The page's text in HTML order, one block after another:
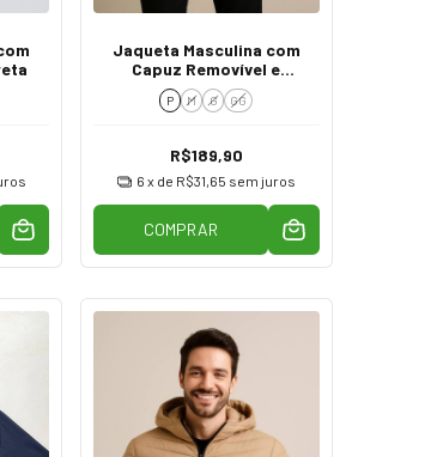
Jaqueta Masculina com
Capuz Removível e
Bolsos Verde
P M G GG
R$189,90
6 x de R$31,65 sem juros
COMPRAR